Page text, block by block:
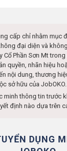
cấp chỉ nhằm mục
đại diện và
Cổ Phần Sơn Mttrong
quyền, nhãn hiệu
nội dung, thương
sở hữu của JobOKO.
minh thông tin trước
định nào dựa trên
DỤNG